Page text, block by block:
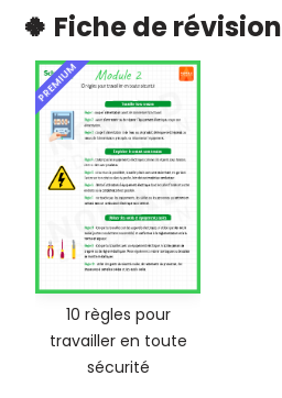
🍀 Fiche de révision
PREMIUM
10 règles pour
travailler en toute
sécurité